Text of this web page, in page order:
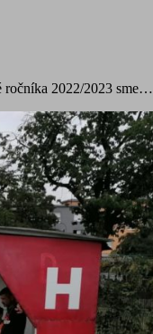
ročníka 2022/2023 sme…